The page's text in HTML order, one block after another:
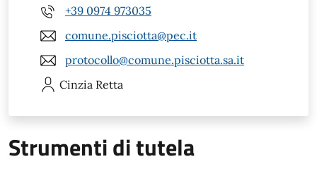
+39 0974 973035
comune.pisciotta@pec.it
protocollo@comune.pisciotta.sa.it
Cinzia Retta
Strumenti di tutela